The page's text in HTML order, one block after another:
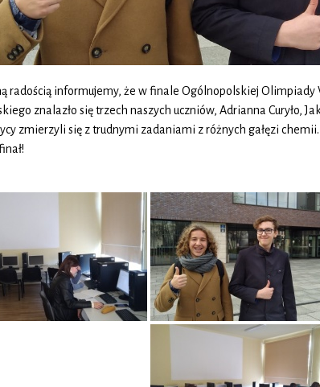
radością informujemy, że w finale Ogólnopolskiej Olimpiady
znalazło się trzech naszych uczniów, Adrianna Curyło,
zmierzyli się z trudnymi zadaniami z różnych gałęzi